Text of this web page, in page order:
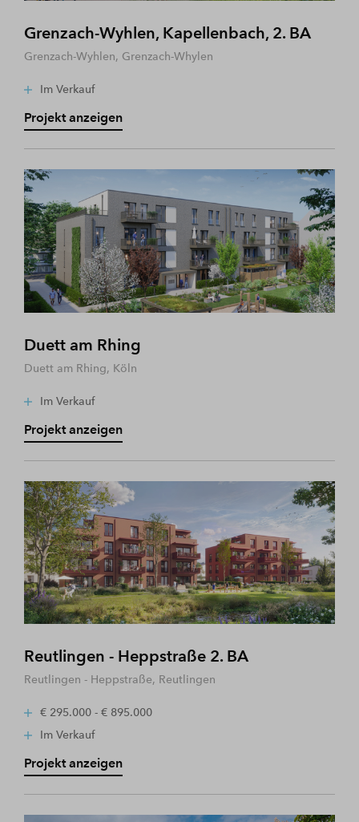
Grenzach-Wyhlen, Kapellenbach, 2. BA
Grenzach-Wyhlen, Grenzach-Whylen
Im Verkauf
Projekt anzeigen
Duett am Rhing
Duett am Rhing, Köln
Im Verkauf
Projekt anzeigen
Reutlingen - Heppstraße 2. BA
Reutlingen - Heppstraße, Reutlingen
€ 295.000 - € 895.000
Im Verkauf
Projekt anzeigen